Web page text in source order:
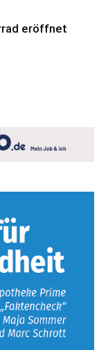
eröffnet